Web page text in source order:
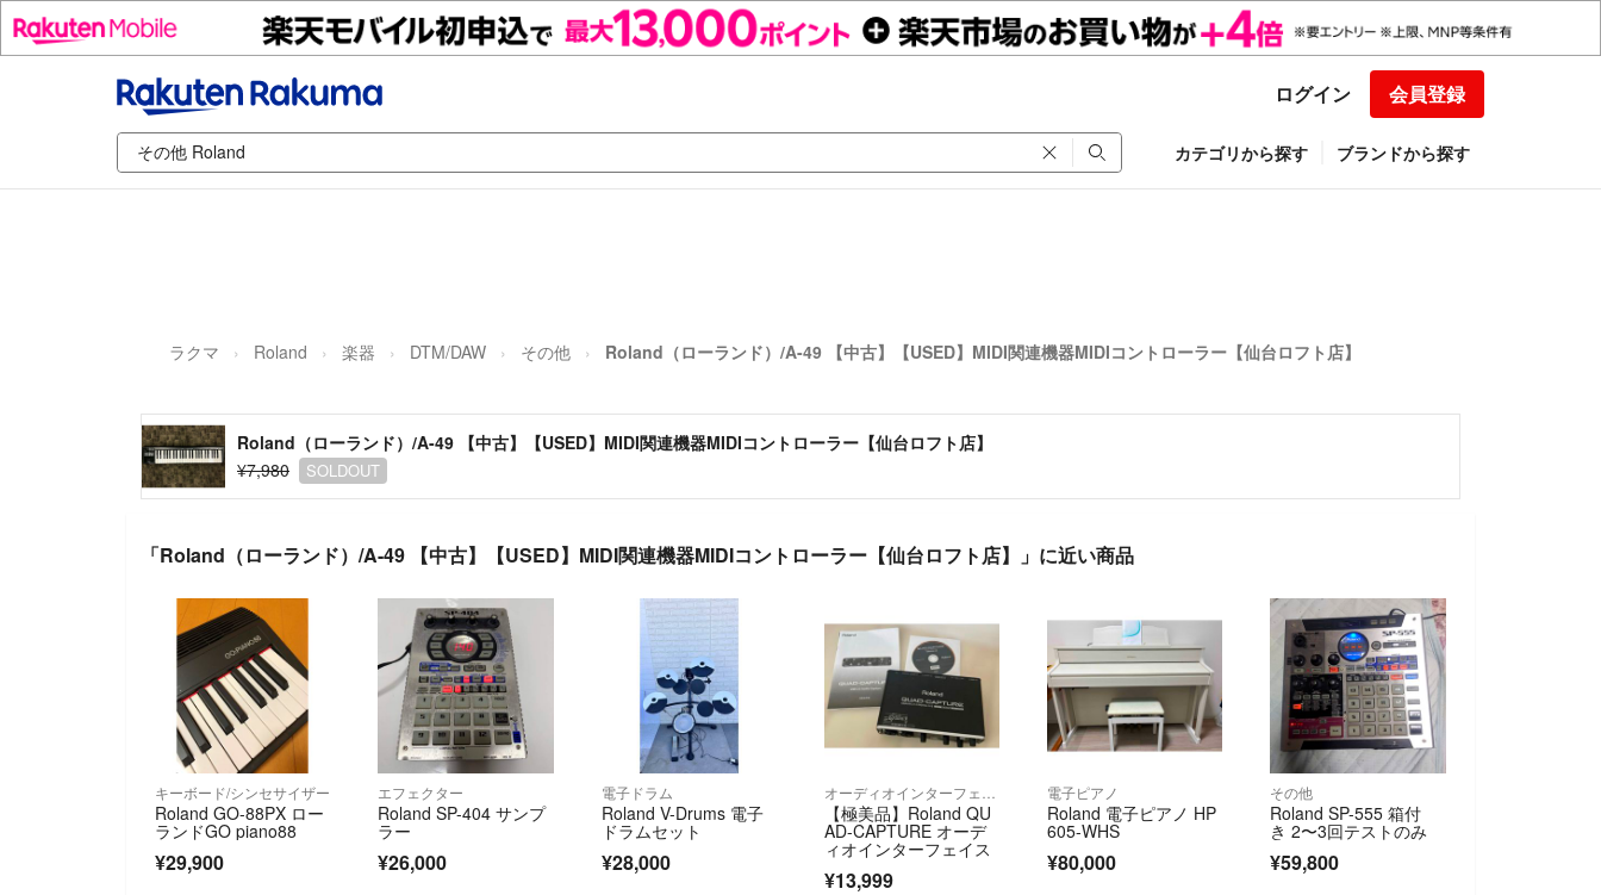
ログイン 会員登録
カテゴリから探す ブランドから探す
ラクマ Roland 楽器 DTM/DAW その他 Roland（ローランド）/A-49 【中古】【USED】MIDI関連機器MIDIコントローラー【仙台ロフト店】
Roland（ローランド）/A-49 【中古】【USED】MIDI関連機器MIDIコントローラー【仙台ロフト店】
¥7,980
SOLDOUT
「Roland（ローランド）/A-49 【中古】【USED】MIDI関連機器MIDIコントローラー【仙台ロフト店】」に近い商品
キーボード/シンセサイザー
Roland GO-88PX ロー
ランドGO piano88
¥29,900
エフェクター
Roland SP-404 サンプ
ラー
¥26,000
電子ドラム
Roland V-Drums 電子
ドラムセット
¥28,000
【極美品】Roland QU
AD-CAPTURE オーデ
ィオインターフェイス
¥13,999
電子ピアノ
Roland 電子ピアノ HP
605-WHS
¥80,000
その他
Roland SP-555 箱付
き 2〜3回テストのみ
¥59,800